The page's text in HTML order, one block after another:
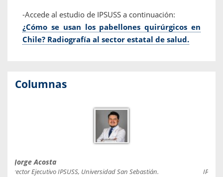
-Accede al estudio de IPSUSS a continuación:
¿Cómo se usan los pabellones quirúrgicos en
Chile? Radiografía al sector estatal de salud.
Columnas
Jorge Acosta
Director Ejecutivo IPSUSS, Universidad San Sebastián.